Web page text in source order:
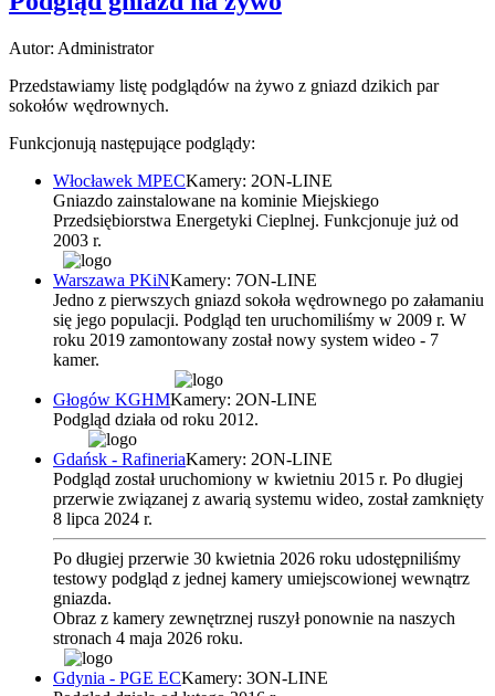
Autor: Administrator
Przedstawiamy listę podglądów na żywo z gniazd dzikich par
sokołów wędrownych.
Funkcjonują następujące podglądy:
Włocławek MPECKamery: 2ON-LINE
Gniazdo zainstalowane na kominie Miejskiego
Przedsiębiorstwa Energetyki Cieplnej. Funkcjonuje już od
2003 r.
Warszawa PKiNKamery: 7ON-LINE
Jedno z pierwszych gniazd sokoła wędrownego po załamaniu
się jego populacji. Podgląd ten uruchomiliśmy w 2009 r. W
roku 2019 zamontowany został nowy system wideo - 7
kamer.
Głogów KGHMKamery: 2ON-LINE
Podgląd działa od roku 2012.
Gdańsk - RafineriaKamery: 2ON-LINE
Podgląd został uruchomiony w kwietniu 2015 r. Po długiej
przerwie związanej z awarią systemu wideo, został zamknięty
8 lipca 2024 r.
Po długiej przerwie 30 kwietnia 2026 roku udostępniliśmy
testowy podgląd z jednej kamery umiejscowionej wewnątrz
gniazda.
Obraz z kamery zewnętrznej ruszył ponownie na naszych
stronach 4 maja 2026 roku.
Gdynia - PGE ECKamery: 3ON-LINE